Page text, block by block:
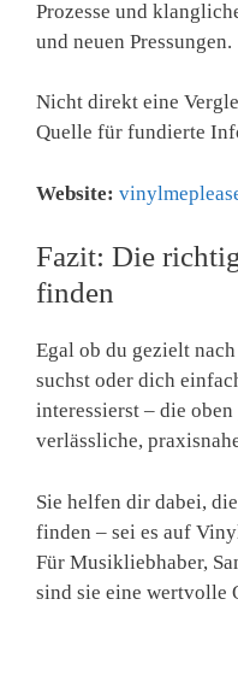
Prozesse und
und neuen Pressungen.
Nicht direkt eine
Quelle für fundierte
Website:
Fazit: Die
finden
Egal ob du gezielt
suchst oder dich
interessierst – die
verlässliche,
Sie helfen dir dabei,
finden – sei es auf
Für Musikliebhaber,
sind sie eine wertvolle